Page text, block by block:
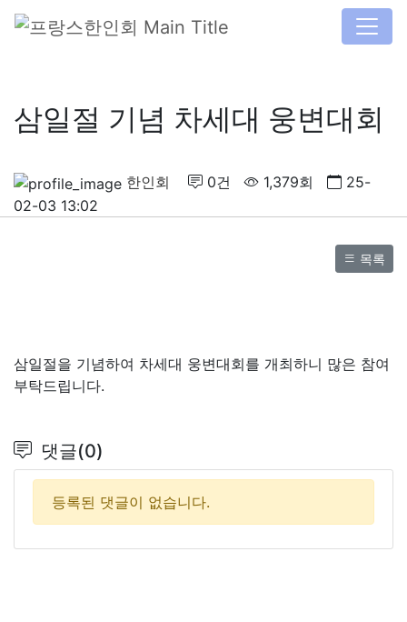
삼일절 기념 차세대 웅변대회
한인회 0건 1,379회
25-
02-03 13:02
목록
삼일절을 기념하여 차세대 웅변대회를 개최하니 많은 참여
부탁드립니다.
댓글(0)
등록된 댓글이 없습니다.